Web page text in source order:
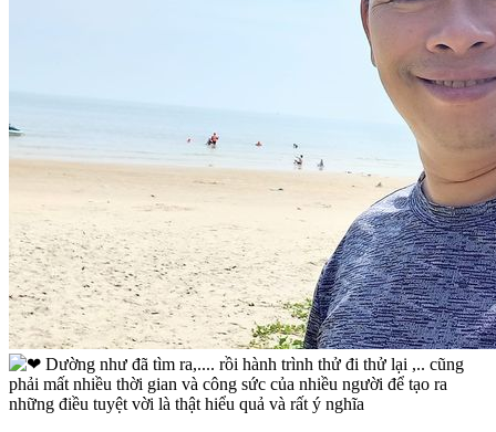
Dường như đã tìm ra,.... rồi hành trình thử đi thử lại ,.. cũng
phải mất nhiều thời gian và công sức của nhiều người để tạo ra
những điều tuyệt vời là thật hiểu quả và rất ý nghĩa